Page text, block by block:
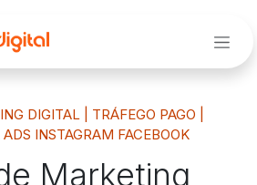
DIGITAL | TRÁFEGO PAGO |
INSTAGRAM FACEBOOK
Marketing